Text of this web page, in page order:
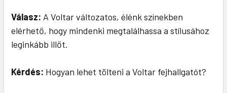
Válasz: A Voltar változatos, élénk színekben
elérhető, hogy mindenki megtalálhassa a stílusához
leginkább illőt.
Kérdés: Hogyan lehet tölteni a Voltar fejhallgatót?